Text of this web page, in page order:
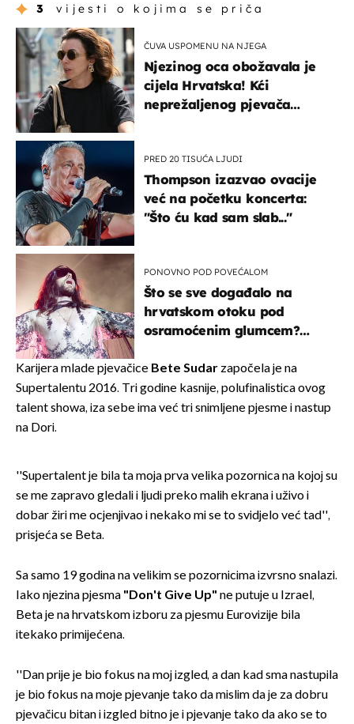
3 vijesti o kojima se priča
ČUVA USPOMENU NA NJEGA
Njezinog oca obožavala je
cijela Hrvatska! Kći
neprežaljenog pjevača
PRED 20 TISUĆA LJUDI
Thompson izazvao ovacije
već na početku koncerta:
"Što ću kad sam slab..."
PONOVNO POD POVEĆALOM
Što se sve događalo na
hrvatskom otoku pod
osramoćenim glumcem?
izazivaju nevjericu
Karijera mlade pjevačice Bete Sudarzapočela je na
Supertalentu 2016. Tri godine kasnije, polufinalistica ovog
talent showa, iza sebe ima već tri snimljene pjesme i nastup
na Dori.
''Supertalent je bila ta moja prva velika pozornica na kojoj su
se me zapravo gledali i ljudi preko malih ekrana i uživo i
dobar žiri me ocjenjivao i nekako mi se to svidjelo već tad'',
prisjeća se Beta.
Sa samo 19 godina na velikim se pozornicima izvrsno snalazi.
Iako njezina pjesma "Don't Give Up" ne putuje u Izrael,
Beta je na hrvatskom izboru za pjesmu Eurovizije bila
itekako primijećena.
''Dan prije je bio fokus na moj izgled, a dan kad sma nastupila
je bio fokus na moje pjevanje tako da mislim da je za dobru
pjevačicu bitan i izgled bitno je i pjevanje tako da ako se to